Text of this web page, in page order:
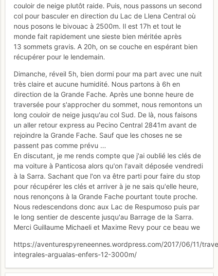
couloir de neige plutôt raide. Puis, nous passons un second
col pour basculer en direction du Lac de Llena Central où
nous posons le bivouac à 2500m. Il est 17h et tout le
monde fait rapidement une sieste bien méritée après
13 sommets gravis. A 20h, on se couche en espérant bien
récupérer pour le lendemain.
Dimanche, réveil 5h, bien dormi pour ma part avec une nuit
très claire et aucune humidité. Nous partons à 6h en
direction de la Grande Fache. Après une bonne heure de
traversée pour s'approcher du sommet, nous remontons un
long couloir de neige jusqu'au col Sud. De là, nous faisons
un aller retour express au Pecino Central 2841m avant de
rejoindre la Grande Fache. Sauf que les choses ne se
passent pas comme prévu ...
En discutant, je me rends compte que j'ai oublié les clés de
ma voiture à Panticosa alors qu'on l'avait déposée vendredi
à la Sarra. Sachant que l'on va être parti pour faire du stop
pour récupérer les clés et arriver à je ne sais qu'elle heure,
nous renonçons à la Grande Fache pourtant toute proche.
Nous redescendons donc aux Lac de Respumoso puis par
le long sentier de descente jusqu'au Barrage de la Sarra.
Merci Guillaume Michaeli et Maxime Revy pour ce beau we
https://aventurespyreneennes.wordpress.com/2017/06/11/
integrales-argualas-enfers-12-3000m/